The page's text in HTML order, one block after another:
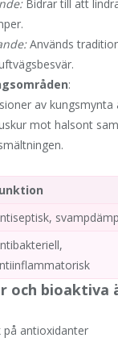
Bidrar till att
Används
:
av kungsmynta
mot halsont
och bioaktiva
på antioxidanter